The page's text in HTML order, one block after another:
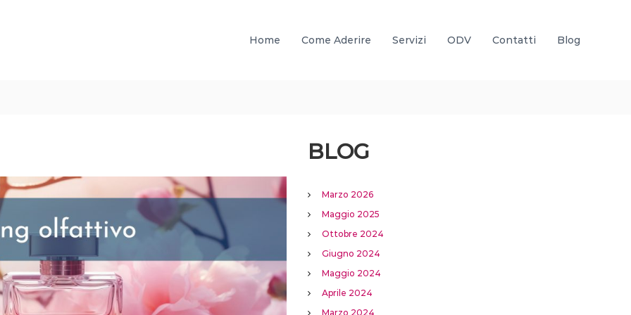
Home Come Aderire Servizi ODV Contatti Blog
BLOG
Marzo 2026
Maggio 2025
Ottobre 2024
Giugno 2024
Maggio 2024
Aprile 2024
Marzo 2024